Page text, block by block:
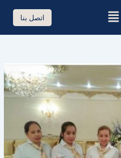
القائمة اتصل بنا